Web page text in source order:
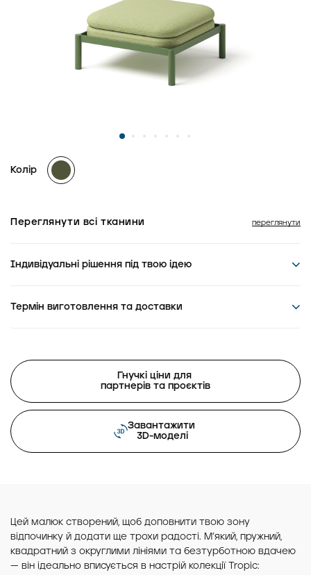
Колір
Переглянути всі тканини переглянути
Індивідуальні рішення під твою ідею
Термін виготовлення та доставки
Гнучкі ціни для
партнерів та проєктів
Завантажити
3D-моделі
Цей малюк створений, щоб доповнити твою зону
відпочинку й додати ще трохи радості. М’який, пружний,
квадратний з округлими лініями та безтурботною вдачею
— він ідеально вписується в настрій колекції Tropic: